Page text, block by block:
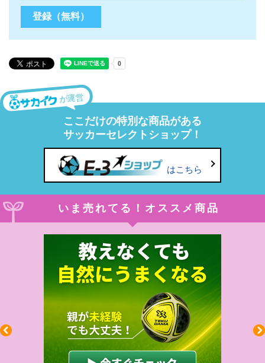
が運営
ここだけの特別な商品がある
サッカーセレクトショップ！
はこちら
いま売れてる！オススメ商品